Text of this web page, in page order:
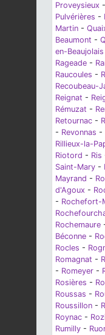
Proveysieux -
Pulvérières -
Martin -
Beaumont -
en-Beaujolais
Rageade -
Raucoules -
Recoubeau-
Reignat -
Rémuzat -
Retournac -
- Revonnas -
Rillieux-la-
Riotord - Ris
Saint-Mary -
Mayrand -
d'Agoux -
- Rochefort-
Rochemaure
Béconne -
Rocles -
Romagnat -
- Romeyer -
Rosières -
Roussas -
Roussillon -
Roynac -
Rumilly -